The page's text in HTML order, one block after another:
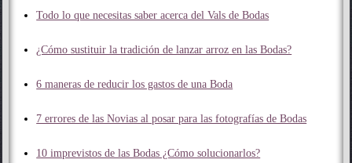
Todo lo que necesitas saber acerca del Vals de Bodas
¿Cómo sustituir la tradición de lanzar arroz en las Bodas?
6 maneras de reducir los gastos de una Boda
7 errores de las Novias al posar para las fotografías de Bodas
10 imprevistos de las Bodas ¿Cómo solucionarlos?